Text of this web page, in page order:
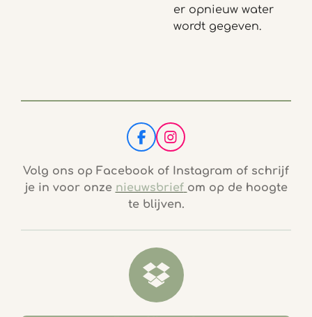
er opnieuw water
wordt gegeven.
F
a
c
b
o
k
I
n
s
t
a
g
a
Volg ons op Facebook of Instagram of schrijf
je in voor onze nieuwsbrief om op de hoogte
te blijven.